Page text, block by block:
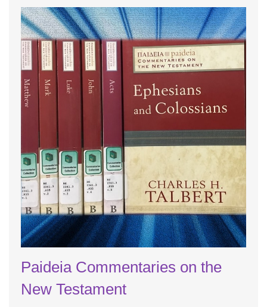
Paideia Commentaries on the
New Testament